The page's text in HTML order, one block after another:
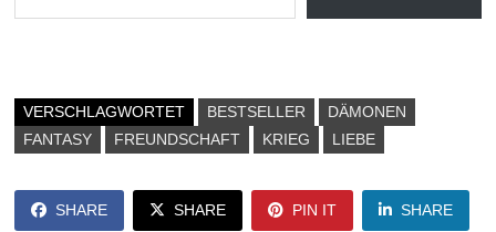
VERSCHLAGWORTET BESTSELLER
DÄMONEN
FANTASY
FREUNDSCHAFT KRIEG LIEBE
SHARE SHARE PIN IT SHARE